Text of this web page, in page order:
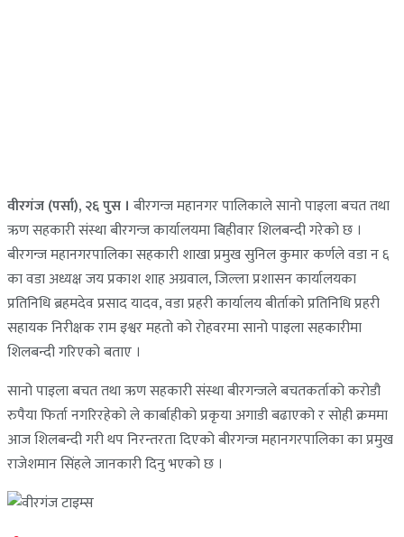
वीरगंज (पर्सा), २६ पुस । बीरगन्ज महानगर पालिकाले सानो पाइला बचत तथा
ऋण सहकारी संस्था बीरगन्ज कार्यालयमा बिहीवार शिलबन्दी गरेको छ ।
बीरगन्ज महानगरपालिका सहकारी शाखा प्रमुख सुनिल कुमार कर्णले वडा न ६
का वडा अध्यक्ष जय प्रकाश शाह अग्रवाल, जिल्ला प्रशासन कार्यालयका
प्रतिनिधि ब्रहमदेव प्रसाद यादव, वडा प्रहरी कार्यालय बीर्ताको प्रतिनिधि प्रहरी
सहायक निरीक्षक राम इश्वर महतो को रोहवरमा सानो पाइला सहकारीमा
शिलबन्दी गरिएको बताए ।
सानो पाइला बचत तथा ऋण सहकारी संस्था बीरगन्जले बचतकर्ताको करोडौ
रुपैया फिर्ता नगरिरहेको ले कार्बाहीको प्रकृया अगाडी बढाएको र सोही क्रममा
आज शिलबन्दी गरी थप निरन्तरता दिएको बीरगन्ज महानगरपालिका का प्रमुख
राजेशमान सिंहले जानकारी दिनु भएको छ ।